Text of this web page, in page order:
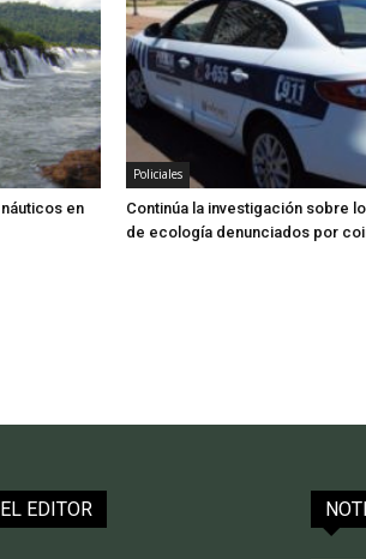
en
Policiales
Continúa la investigación sobre
de ecología denunciados por
EDITOR